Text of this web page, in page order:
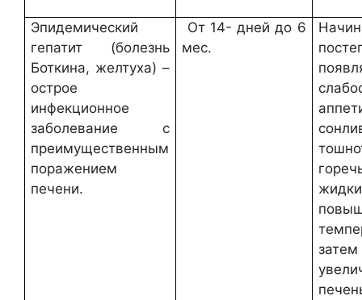
Эпидемический
гепатит (болезнь
Боткина, желтуха) –
острое
инфекционное
заболевание с
преимущественным
поражением
печени.
От 14- дней до 6
мес.
затем